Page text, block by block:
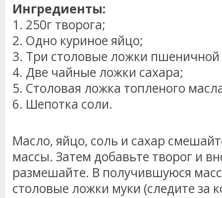
Ингредиенты:
1. 250г творога;
2. Одно куриное яйцо;
3. Три столовые ложки
4. Две чайные ложки сахара;
5. Столовая ложка топленого
6. Шепотка соли.
Масло, яйцо, соль и сахар
массы. Затем добавьте творог и
размешайте. В получившуюся
столовые ложки муки (следите за